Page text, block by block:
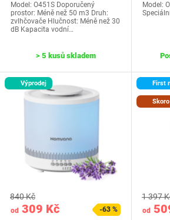
Model: O451S Doporučený
prostor: Méně než 50 m3 Druh:
zvlhčovače Hlučnost: Méně než 30
dB Kapacita vodní…
> 5 kusů skladem
Model:
Výprodej
od 309 Kč
840 Kč
-63 %
First
od
1 397